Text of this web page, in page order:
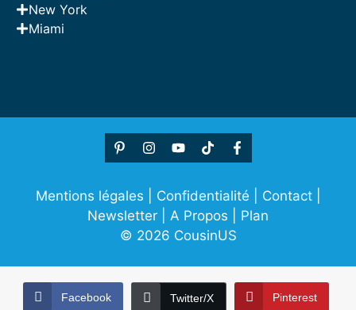
New York
Miami
Mentions légales Confidentialité Contact|
Newsletter
A Propos
Plan
© 2026 CousinUS
Facebook Twitter/X Pinterest